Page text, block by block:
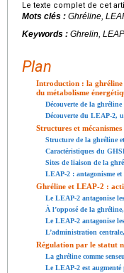
Le texte complet de cet
Mots clés : Ghréline,
Keywords : Ghrelin,
Plan
Introduction : la ghréline
du métabolisme
Découverte de la
Découverte du LEAP-2,
Structures et mécanismes
Structure de la ghréline
Caractéristiques du
Sites de liaison de la
LEAP-2 : antagonisme et
Ghréline et LEAP-2 :
Le LEAP-2 antagonise
À l’opposé de la
Le LEAP-2 antagonise
L’administration
Régulation par le statut
La ghréline comme
Le LEAP-2 est